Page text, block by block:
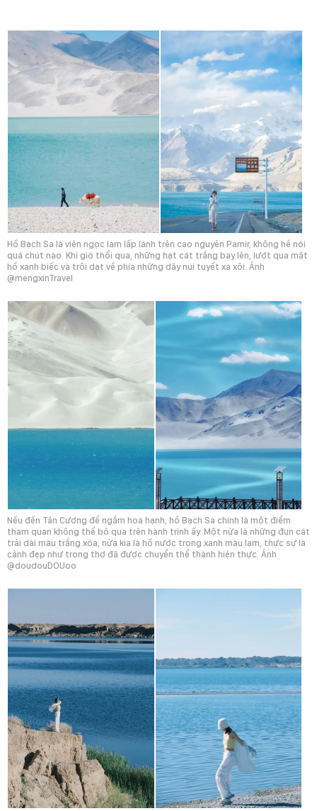
Hồ Bạch Sa là viên ngọc lam lấp lánh trên cao nguyên Pamir, không hề nói
quá chút nào. Khi gió thổi qua, những hạt cát trắng bay lên, lướt qua mặt
hồ xanh biếc và trôi dạt về phía những dãy núi tuyết xa xôi. Ảnh
@mengxinTravel
Nếu đến Tân Cương để ngắm hoa hạnh, hồ Bạch Sa chính là một điểm
tham quan không thể bỏ qua trên hành trình ấy. Một nửa là những đụn cát
trải dài màu trắng xóa, nửa kia là hồ nước trong xanh màu lam, thực sự là
cảnh đẹp như trong thơ đã được chuyển thể thành hiện thực. Ảnh
@doudouDOUoo